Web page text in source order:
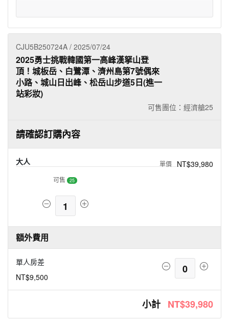
CJU5B250724A / 2025/07/24
可售團位：經濟艙25
2025勇士挑戰韓國第一高峰漢拏山登
頂！城板岳、白鷺潭、濟州島第7號偶來
小路、城山日出峰、松岳山步道5日(進一
站彩妝)
請確認訂購內容
大人 NT$39,980
可售 25
1
額外費用
單人房差
NT$9,500
0
小計 NT$39,980